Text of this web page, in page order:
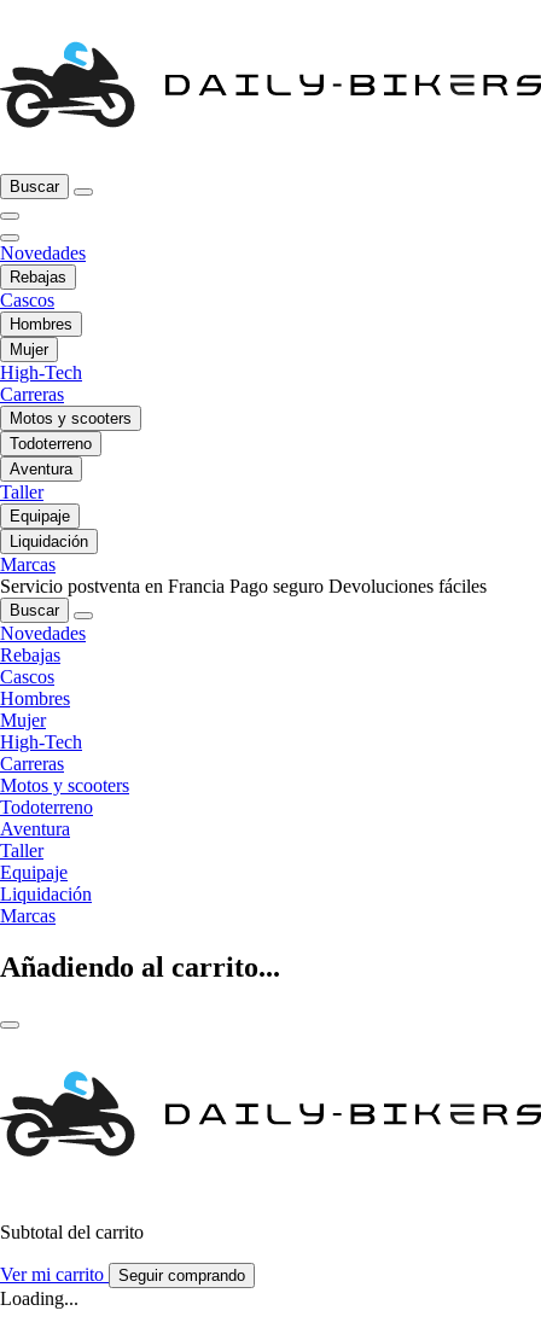
Buscar
Novedades
Rebajas
Cascos
Hombres
Mujer
High-Tech
Carreras
Motos y scooters
Todoterreno
Aventura
Taller
Equipaje
Liquidación
Marcas
Servicio postventa en Francia Pago seguro Devoluciones fáciles
Buscar
Novedades
Rebajas
Cascos
Hombres
Mujer
High-Tech
Carreras
Motos y scooters
Todoterreno
Aventura
Taller
Equipaje
Liquidación
Marcas
Añadiendo al carrito...
Subtotal del carrito
Ver mi carrito Seguir comprando
Loading...